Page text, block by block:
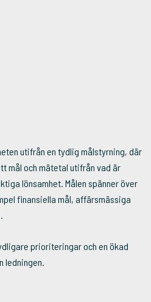
utifrån en tydlig målstyrning, där
mål och mätetal utifrån vad är
lönsamhet. Målen spänner över
finansiella mål, affärsmässiga
prioriteringar och en ökad